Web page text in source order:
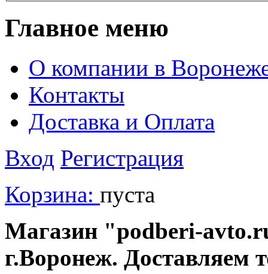
Главное меню
О компании в
Контакты
Доставка и Оплата
Вход Регистрация
Корзина: пуста
Магазин "podberi-
г.Воронеж. Доставляем